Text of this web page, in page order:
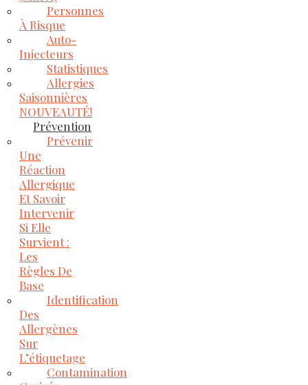
Personnes
À Risque
Auto-
Injecteurs
Statistiques
Allergies
Saisonnières
NOUVEAUTÉ!
Prévention
Prévenir
Une
Réaction
Allergique
Et Savoir
Intervenir
Si Elle
Survient :
Les
Règles De
Base
Identification
Des
Allergènes
Sur
L’étiquetage
Contamination